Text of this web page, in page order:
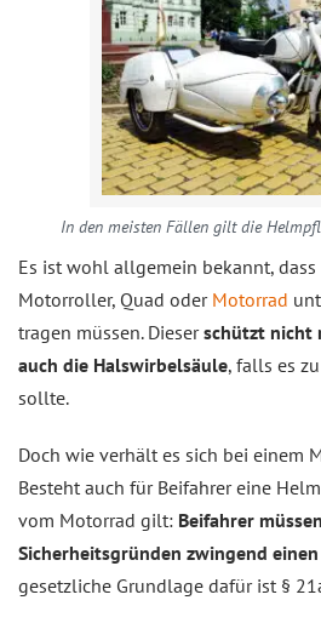
In den meisten Fällen gilt die
Es ist wohl allgemein bekannt, dass
Motorroller, Quad oder Motorrad
tragen müssen. Dieserschützt nicht
auch die Halswirbelsäule, falls es
sollte.
Doch wie verhält es sich bei einem
Besteht auch für Beifahrer eine
vom Motorrad gilt: Beifahrer
Sicherheitsgründen zwingend
gesetzliche Grundlage dafür ist §